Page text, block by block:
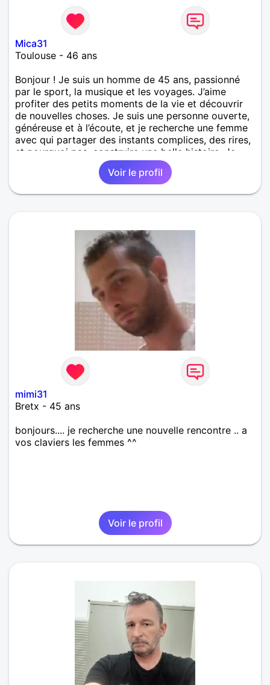
Mica31
Toulouse - 46 ans
Bonjour ! Je suis un homme de 45 ans, passionné
par le sport, la musique et les voyages. J’aime
profiter des petits moments de la vie et découvrir
de nouvelles choses. Je suis une personne ouverte,
généreuse et à l’écoute, et je recherche une femme
avec qui partager des instants complices, des rires,
et pourquoi pas, construire une belle histoire. Je
crois aux belles rencontres basées sur la confiance,
le respect et la complicité. Si tu es quelqu’un de
positif, authentique, et que tu aimes profiter des
Voir le profil
mimi31
Bretx - 45 ans
bonjours.... je recherche une nouvelle rencontre .. a
vos claviers les femmes ^^
Voir le profil